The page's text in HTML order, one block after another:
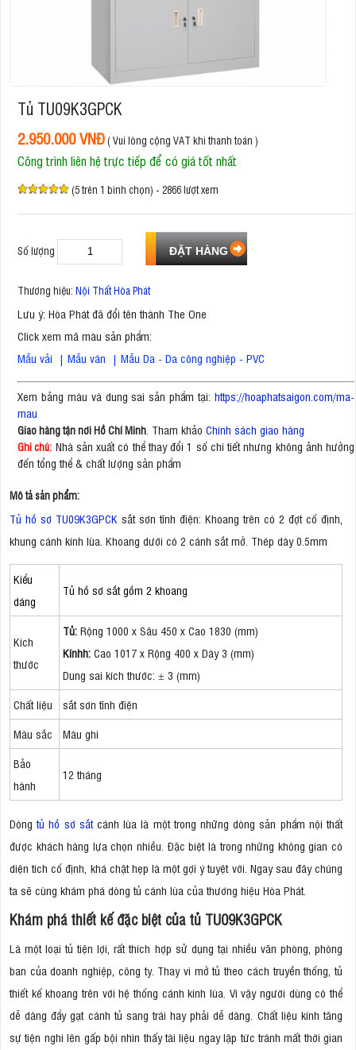
Tủ TU09K3GPCK
2.950.000 VNĐ( Vui lòng cộng VAT khi thanh toán )
Công trình liên hệ trực tiếp để có giá tốt nhất
(5 trên 1 bình chọn) - 2866 lượt xem
Số lượng
Thương hiệu: Nội Thất Hòa Phát
Lưu ý: Hòa Phát đã đổi tên thành The One
Click xem mã màu sản phẩm:
Mẫu vải | Mẫu ván | Mẫu Da - Da công nghiệp - PVC
Xem bảng màu và dung sai sản phẩm tại: https://hoaphatsaigon.com/ma-
mau
Giao hàng tận nơi Hồ Chí Minh . Tham khảo Chính sách giao hàng
Ghi chú: Nhà sản xuất có thể thay đổi 1 số chi tiết nhưng không ảnh hưởng
đến tổng thể & chất lượng sản phẩm
Mô tả sản phẩm:
Tủ hồ sơ TU09K3GPCK sắt sơn tĩnh điện: Khoang trên có 2 đợt cố định,
khung cánh kính lùa. Khoang dưới có 2 cánh sắt mở. Thép dày 0.5mm
Kiểu
dáng
Tủ hồ sơ sắt gồm 2 khoang
Kích
thước
Tủ: Rộng 1000 x Sâu 450 x Cao 1830 (mm)
Kínhh: Cao 1017 x Rộng 400 x Dày 3 (mm)
Dung sai kích thước: ± 3 (mm)
Chất liệu
sắt sơn tĩnh điện
Màu sắc
Màu ghi
Bảo
hành
12 tháng
Dòngtủ hồ sơ sắtcánh lùa là một trong những dòng sản phẩm nội thất
được khách hàng lựa chọn nhiều. Đặc biệt là trong những không gian có
diện tích cố định, khá chật hẹp là một gợi ý tuyệt vời. Ngay sau đây chúng
ta sẽ cùng khám phá dòng tủ cánh lùa của thương hiệu Hòa Phát.
Khám phá thiết kế đặc biệt của tủ TU09K3GPCK
Là một loại tủ tiện lợi, rất thích hợp sử dụng tại nhiều văn phòng, phòng
ban của doanh nghiệp, công ty. Thay vì mở tủ theo cách truyền thống, tủ
thiết kế khoang trên với hệ thống cánh kính lùa. Vì vậy người dùng có thể
dễ dàng đẩy gạt cánh tủ sang trái hay phải dễ dàng. Chất liệu kính tăng
sự tiện nghi lên gấp bội nhìn thấy tài liệu ngay lập tức tránh mất thời gian